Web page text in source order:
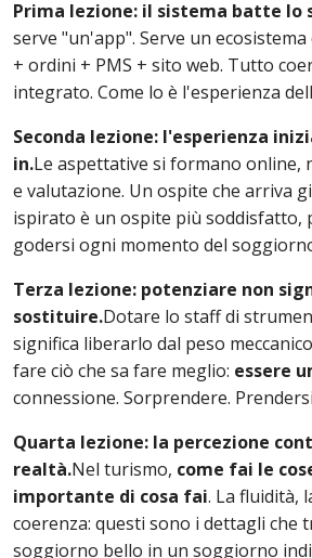
Prima lezione: il sistema batte lo
serve "un'app". Serve un ecosistema
+ ordini + PMS + sito web. Tutto
integrato. Come lo è l'esperienza
Seconda lezione: l'esperienza
in.Le aspettative si formano online,
e valutazione. Un ospite che arriva
ispirato è un ospite più soddisfatto,
godersi ogni momento del
Terza lezione: potenziare non
sostituire.Dotare lo staff di
significa liberarlo dal peso
fare ciò che sa fare meglio: essere
connessione. Sorprendere.
Quarta lezione: la percezione
realtà.Nel turismo, come fai le
importante di cosa fai. La fluidità,
coerenza: questi sono i dettagli che
soggiorno bello in un soggiorno